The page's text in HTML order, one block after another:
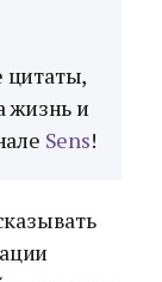
жизнь и
Sens!